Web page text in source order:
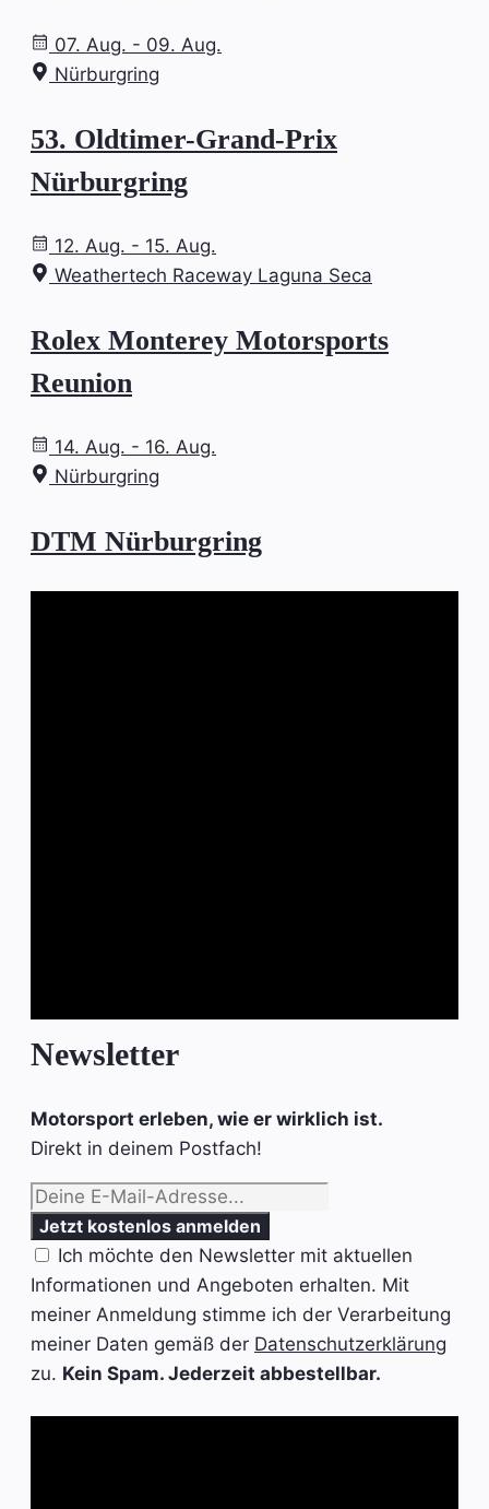
07. Aug. - 09. Aug.
Nürburgring
53. Oldtimer-Grand-Prix
Nürburgring
12. Aug. - 15. Aug.
Weathertech Raceway Laguna Seca
Rolex Monterey Motorsports
Reunion
14. Aug. - 16. Aug.
Nürburgring
DTM Nürburgring
Newsletter
Motorsport erleben, wie er wirklich ist.
Direkt in deinem Postfach!
Ich möchte den Newsletter mit aktuellen
Informationen und Angeboten erhalten. Mit
meiner Anmeldung stimme ich der Verarbeitung
meiner Daten gemäß der Datenschutzerklärung
zu. Kein Spam. Jederzeit abbestellbar.